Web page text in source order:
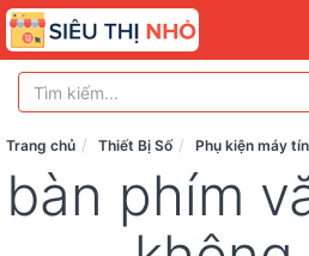
Trang chủ Thiết Bị Số Phụ kiện máy
bàn phím